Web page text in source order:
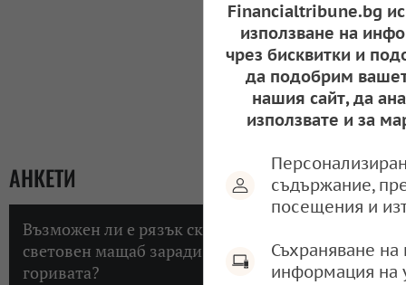
АНКЕТИ
Възможен ли е рязък скок на инфлацията в
световен мащаб заради високите цени на
горивата?
Financialtribune.bg
използване на
чрез бисквитки и
да подобрим
нашия сайт, да
използвате и за
съдържание,
посещения и
Съхраняване
информация на